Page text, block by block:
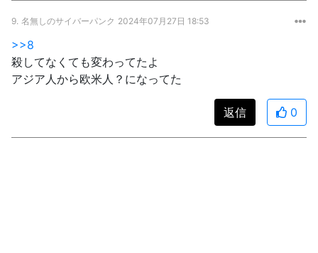
9. 名無しのサイバーパンク 2024年07月27日 18:53
>>8
殺してなくても変わってたよ
アジア人から欧米人？になってた
返信 0